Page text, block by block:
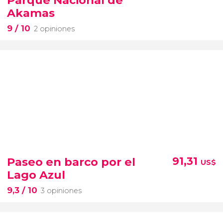
Akamas
9 / 10 2 opiniones
Paseo en barco por el
Lago Azul
9,3 / 10 3 opiniones
91,31 US$